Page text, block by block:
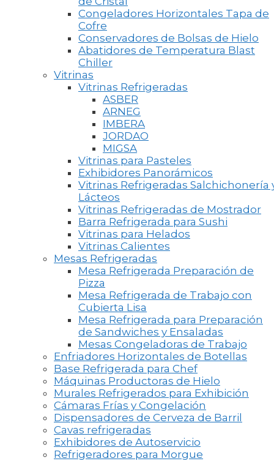
Congeladores Horizontales Tapa de
Cofre
Conservadores de Bolsas de Hielo
Abatidores de Temperatura Blast
Chiller
Vitrinas
Vitrinas Refrigeradas
ASBER
ARNEG
IMBERA
JORDAO
MIGSA
Vitrinas para Pasteles
Exhibidores Panorámicos
Vitrinas Refrigeradas Salchichonería
Lácteos
Vitrinas Refrigeradas de Mostrador
Barra Refrigerada para Sushi
Vitrinas para Helados
Vitrinas Calientes
Mesas Refrigeradas
Mesa Refrigerada Preparación de
Pizza
Mesa Refrigerada de Trabajo con
Cubierta Lisa
Mesa Refrigerada para Preparación
de Sandwiches y Ensaladas
Mesas Congeladoras de Trabajo
Enfriadores Horizontales de Botellas
Base Refrigerada para Chef
Máquinas Productoras de Hielo
Murales Refrigerados para Exhibición
Cámaras Frías y Congelación
Dispensadores de Cerveza de Barril
Cavas refrigeradas
Exhibidores de Autoservicio
Refrigeradores para Morgue